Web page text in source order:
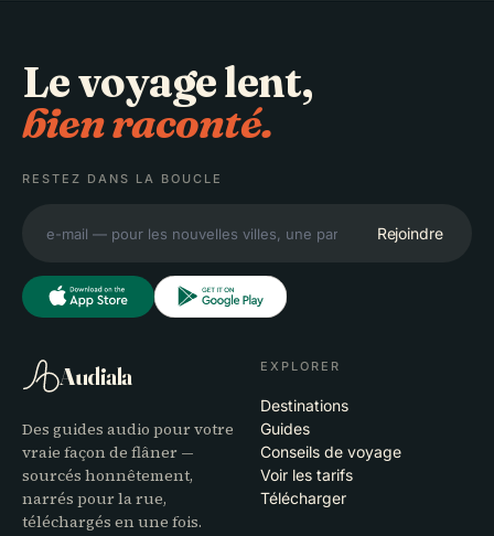
Le voyage lent,
bien raconté.
RESTEZ DANS LA BOUCLE
Rejoindre
Audiala
Des guides audio pour votre
vraie façon de flâner —
sourcés honnêtement,
narrés pour la rue,
téléchargés en une fois.
EXPLORER
Destinations
Guides
Conseils de voyage
Voir les tarifs
Télécharger